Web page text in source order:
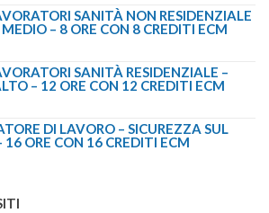
SANITÀ NON RESIDENZIALE
MEDIO – 8 ORE CON 8 CREDITI ECM
SANITÀ RESIDENZIALE –
– 12 ORE CON 12 CREDITI ECM
DI LAVORO – SICUREZZA SUL
16 ORE CON 16 CREDITI ECM